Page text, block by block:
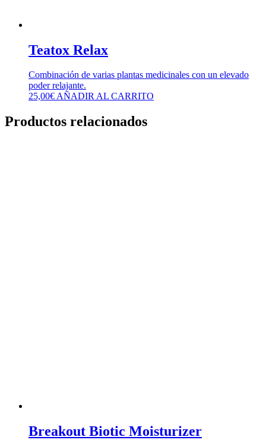
Teatox Relax
Combinación de varias plantas medicinales con un elevado
poder relajante.
25,00€AÑADIR AL CARRITO
Productos relacionados
Breakout Biotic Moisturizer